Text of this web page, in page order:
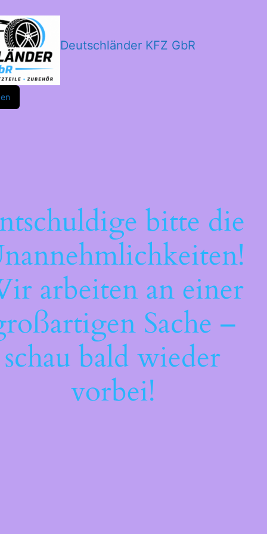
Deutschländer KFZ GbR
bitte die
arbeiten an einer
Sache –
schau bald wieder
vorbei!